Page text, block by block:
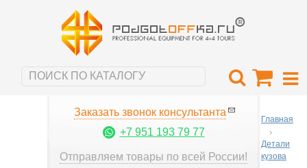
Заказать звонок консультанта
+7 951 193 79 77
Отправляем товары по всей России!
Главная
Детали
кузова